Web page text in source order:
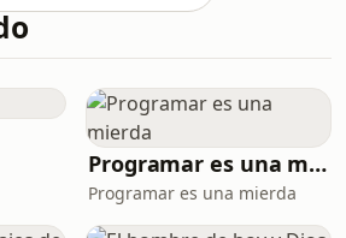
Aurelio
que la verdadera fuerza
a vos mismo.Descubrí
con firmeza incluso
tenés ganas, y por
Programar es una mierda
Programar es una mierda